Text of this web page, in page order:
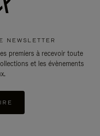
NEWSLETTER
premiers à recevoir toute
et les évènements